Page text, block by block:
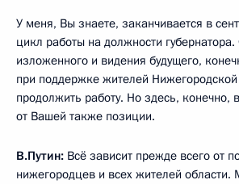
У меня, Вы знаете, заканчивается в
цикл работы на должности губернатора.
изложенного и видения будущего,
при поддержке жителей Нижегородской
продолжить работу. Но здесь, конечно,
от Вашей также позиции.
В.Путин: Всё зависит прежде всего от
нижегородцев и всех жителей области.